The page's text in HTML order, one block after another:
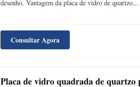
desenho. Vantagem da placa de vidro de quartzo...
Consultar Agora
Placa de vidro quadrada de quartzo